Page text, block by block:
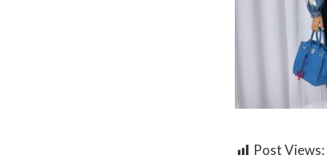
Post Views: